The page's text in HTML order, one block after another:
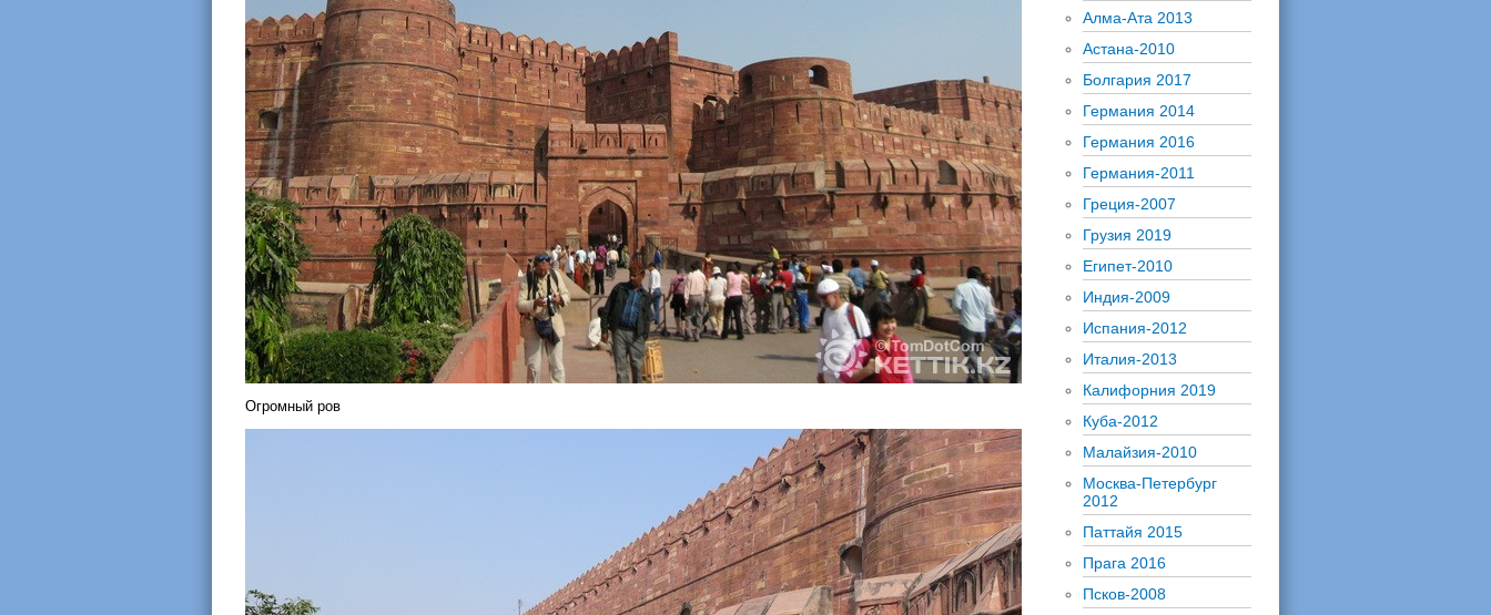
Огромный ров
Алма-Ата 2013
Астана-2010
Болгария 2017
Германия 2014
Германия 2016
Германия-2011
Греция-2007
Грузия 2019
Египет-2010
Индия-2009
Испания-2012
Италия-2013
Калифорния 2019
Куба-2012
Малайзия-2010
Москва-Петербург
2012
Паттайя 2015
Прага 2016
Псков-2008